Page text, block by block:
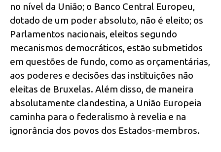
no nível da União; o Banco Central Europeu,
dotado de um poder absoluto, não é eleito; os
Parlamentos nacionais, eleitos segundo
mecanismos democráticos, estão submetidos
em questões de fundo, como as orçamentárias,
aos poderes e decisões das instituições não
eleitas de Bruxelas. Além disso, de maneira
absolutamente clandestina, a União Europeia
caminha para o federalismo à revelia e na
ignorância dos povos dos Estados-membros.